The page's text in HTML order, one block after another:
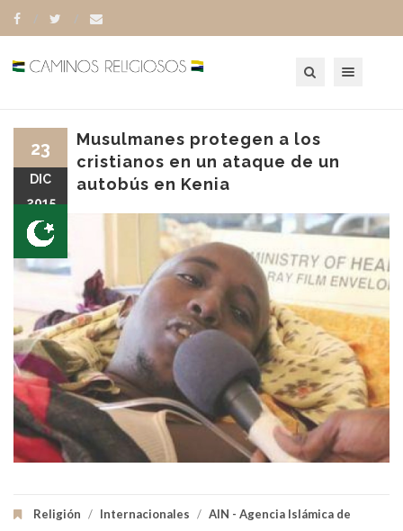
Musulmanes protegen a los
cristianos en un ataque de un
autobús en Kenia
Religión / Internacionales / AIN - Agencia Islámica de
23
DIC
2015